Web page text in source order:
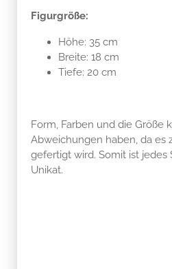
Figurgröße:
Höhe: 35 cm
Breite: 18 cm
Tiefe: 20 cm
Form, Farben und die Größe
Abweichungen haben, da es
gefertigt wird. Somit ist jedes
Unikat.